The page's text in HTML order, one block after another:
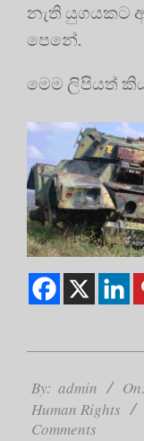
නැති යුගයකට
පෙනේ.
මෙම ලිපියත්
12-
10
By: admin On:
Human Rights
Comments